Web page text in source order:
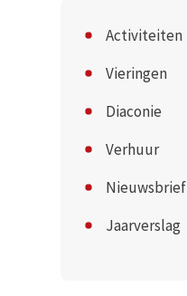
Activiteiten
Vieringen
Diaconie
Verhuur
Nieuwsbrief
Jaarverslag